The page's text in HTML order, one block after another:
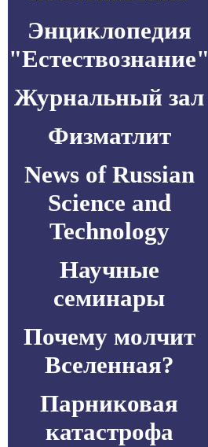
Энциклопедия
"Естествознание"
Журнальный зал
Физматлит
News of Russian
Science and
Technology
Научные
семинары
Почему молчит
Вселенная?
Парниковая
катастрофа